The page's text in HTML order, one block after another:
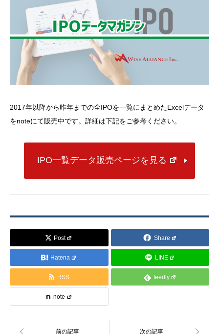
2017年以降から昨年までの全IPOを一覧にまとめたExcelデータ
をnoteにて販売中です。詳細は下記をご参考ください。
IPO一覧データ販売ページを見る
Post Share
Hatena LINE
RSS feedly
note